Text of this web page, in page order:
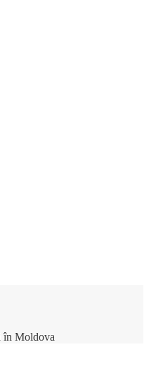
în Moldova